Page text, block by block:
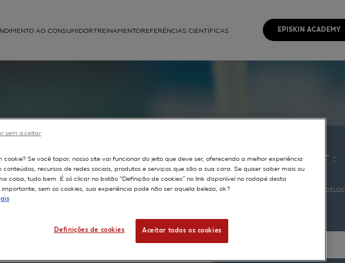
AO CONSUMIDORTREINAMENTOREFERÊNCIAS CIENTÍFICAS EPISKIN ACADEMY
Boulgana Rachid
Sextius Peggy
Procurar por :
MODELOS
cookie? Se você topar, nosso site vai funcionar do jeito que deve ser, oferecendo a melhor experiência
conteúdos, recursos de redes sociais, produtos e serviços que são a sua cara. Se quiser saber mais ou
coisa, tudo bem. É só clicar no botão “Definição de cookies” no link disponível no rodapé desta
sem os cookies, sua experiência pode não ser aquela beleza, ok?
Definições de cookies Aceitar todos os cookies
sem aceitar